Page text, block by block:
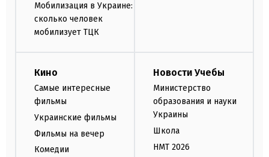
Мобилизация в Украине:
сколько человек
мобилизует ТЦК
Кино
Самые интересные
фильмы
Украинские фильмы
Фильмы на вечер
Комедии
Новости Учебы
Министерство
образования и науки
Украины
Школа
НМТ 2026